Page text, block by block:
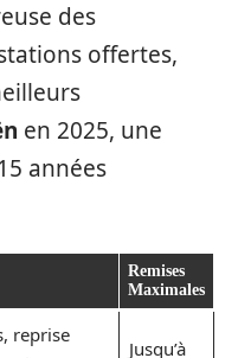
des
offertes,
en 2025, une
années
Remises
Maximales
reprise
Jusqu’à